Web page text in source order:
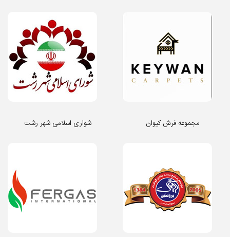
شواری اسلامی شهر رشت مجموعه فرش کیوان